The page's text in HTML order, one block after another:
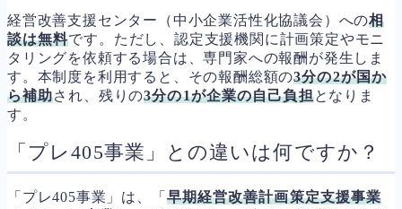
経営改善支援センター（中小企業活性化協議会）への相
談は無料です。ただし、認定支援機関に計画策定やモニ
タリングを依頼する場合は、専門家への報酬が発生しま
す。本制度を利用すると、その報酬総額の3分の2が国か
ら補助され、残りの3分の1が企業の自己負担となりま
す。
「プレ405事業」との違いは何ですか？
「プレ405事業」は、「 早期経営改善計画策定支援事業